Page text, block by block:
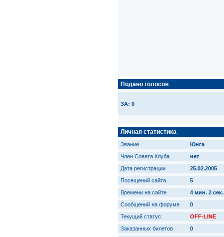
Подано голосов
ЗА: 0
Личная статистика
Звание
Юнга
Член Совета Клуба
нет
Дата регистрации
25.02.2005
Посещений сайта
5
Времени на сайте
4 мин. 2 сек.
Сообщений на форуме
0
Текущий статус:
OFF-LINE
Заказанных билетов
0